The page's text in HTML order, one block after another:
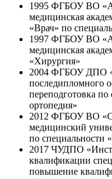
1995 ФГБОУ ВО
медицинская
«Врач» по
1997 ФГБОУ ВО
медицинская
«Хирургия»
2004 ФГБОУ ДПО
последипломного
переподготовка
ортопедия»
2012 ФГБОУ ВО
медицинский
по специальности
2017 ЧУДПО
квалификации
повышение